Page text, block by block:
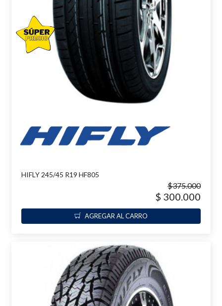
HIFLY 245/45 R19 HF805
$375.000
$ 300.000
AGREGAR AL CARRO